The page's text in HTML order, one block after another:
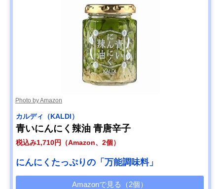
Photo by Amazon
カルディ（KALDI）
青いにんにく辣油 青唐辛子
税込み1,710円（Amazon、2個）
にんにくたっぷりの「万能調味料」
Amazonで見る（2個）